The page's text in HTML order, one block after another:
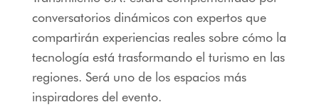
conversatorios dinámicos con expertos que
compartirán experiencias reales sobre cómo la
tecnología está trasformando el turismo en las
regiones. Será uno de los espacios más
inspiradores del evento.